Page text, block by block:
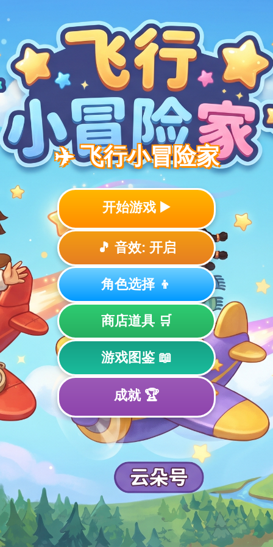
✈️ 飞行小冒险家
开始游戏 ▶️
🎵 音效: 开启
角色选择 👦
商店道具 🛒
游戏图鉴 📖
成就 🏆